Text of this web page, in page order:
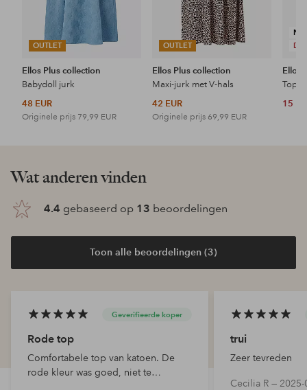
OUTLET
Ellos Plus collection
Babydoll jurk
48 EUR
Originele prijs 79,99 EUR
OUTLET
Ellos Plus collection
Maxi-jurk met V-hals
42 EUR
Originele prijs 69,99 EUR
Ellos
Topje
15
Wat anderen vinden
4.4 gebaseerd op 13 beoordelingen
Toon alle beoordelingen (3)
Geverifieerde koper
Rode top
Comfortabele top van katoen. De
rode kleur was goed, niet te
trui
Zeer tevreden
Cecilia R — 2025-